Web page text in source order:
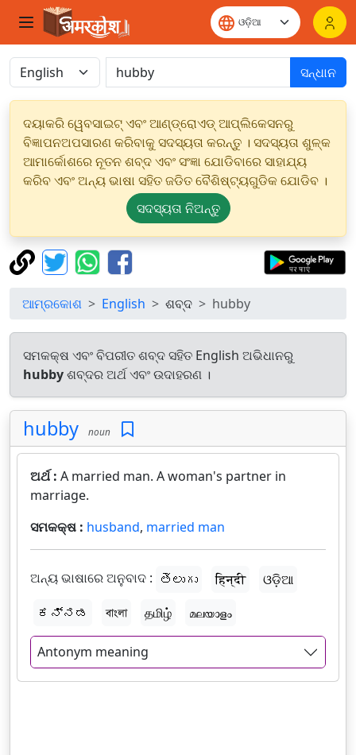
ସନ୍ଧାନ
ଦୟାକରି ୱେବସାଇଟ୍ ଏବଂ ଆଣ୍ଡ୍ରୋଏଡ୍ ଆପ୍ଲିକେସନରୁ
ବିଜ୍ଞାପନଅପସାରଣ କରିବାକୁ ସଦସ୍ୟତା କରନ୍ତୁ । ସଦସ୍ୟତା ଶୁଳ୍କ
ଆମାର୍କୋଶରେ ନୂତନ ଶବ୍ଦ ଏବଂ ସଂଜ୍ଞା ଯୋଡିବାରେ ସାହାଯ୍ୟ
କରିବ ଏବଂ ଅନ୍ୟ ଭାଷା ସହିତ ଜଡିତ ବୈଶିଷ୍ଟ୍ୟଗୁଡିକ ଯୋଡିବ ।
ସଦସ୍ୟତା ନିଅନ୍ତୁ
ଆମ୍ରକୋଶ English ଶବ୍ଦ hubby
ସମକକ୍ଷ ଏବଂ ବିପରୀତ ଶବ୍ଦ ସହିତ English ଅଭିଧାନରୁ
hubbyଶବ୍ଦର ଅର୍ଥ ଏବଂ ଉଦାହରଣ ।
hubby noun
ଅର୍ଥ : A married man. A woman's partner in
marriage.
ସମକକ୍ଷ : husband, married man
ଅନ୍ୟ ଭାଷାରେ ଅନୁବାଦ : తెలుగు हिन्दी
ଓଡ଼ିଆ
ಕನ್ನಡ
বাংলা தமிழ் മലയാളം
Antonym meaning